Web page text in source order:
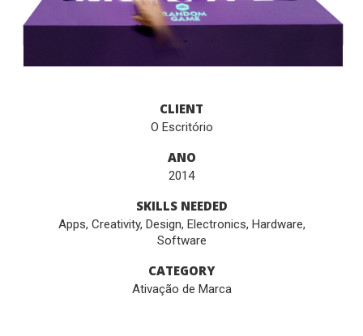
CLIENT
O Escritório
ANO
2014
SKILLS NEEDED
Apps, Creativity, Design, Electronics, Hardware,
Software
CATEGORY
Ativação de Marca